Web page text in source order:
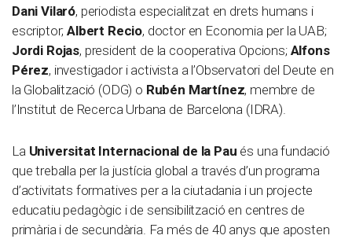
Dani Vilaró, periodista especialitzat en drets humans i
escriptor;Albert Recio, doctor en Economia per la UAB;
Jordi Rojas, president de la cooperativa Opcions; Alfons
Pérez, investigador i activista a l’Observatori del Deute en
la Globalització (ODG) o Rubén Martínez, membre de
l’Institut de Recerca Urbana de Barcelona (IDRA).
La Universitat Internacional de la Pau és una fundació
que treballa per la justícia global a través d’un programa
d’activitats formatives per a la ciutadania i un projecte
educatiu pedagògic i de sensibilització en centres de
primària i de secundària. Fa més de 40 anys que aposten